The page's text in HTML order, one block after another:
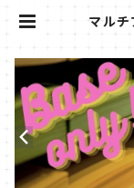
マルチ